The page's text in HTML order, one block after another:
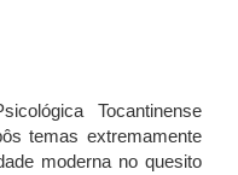
Tocantinense
temas extremamente
moderna no quesito